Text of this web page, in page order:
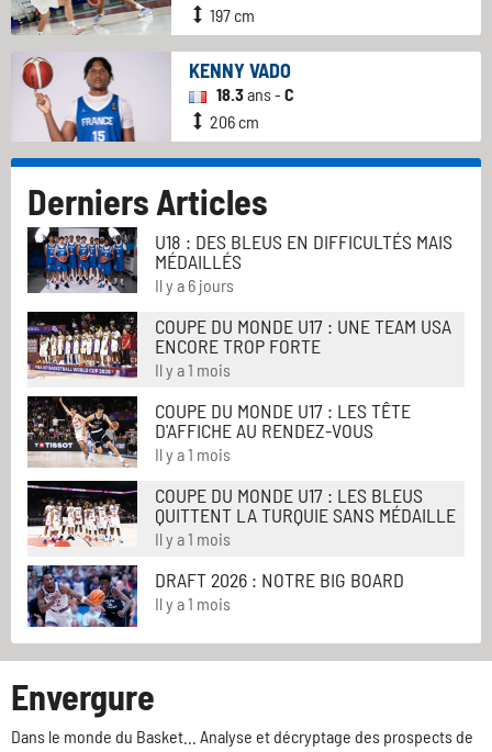
197 cm
KENNY VADO
18.3ans - C
206 cm
Derniers Articles
U18 : DES BLEUS EN DIFFICULTÉS MAIS
MÉDAILLÉS
Il y a 6 jours
COUPE DU MONDE U17 : UNE TEAM USA
ENCORE TROP FORTE
Il y a 1 mois
COUPE DU MONDE U17 : LES TÊTE
D'AFFICHE AU RENDEZ-VOUS
Il y a 1 mois
COUPE DU MONDE U17 : LES BLEUS
QUITTENT LA TURQUIE SANS MÉDAILLE
Il y a 1 mois
DRAFT 2026 : NOTRE BIG BOARD
Il y a 1 mois
Envergure
Dans le monde du Basket... Analyse et décryptage des prospects de